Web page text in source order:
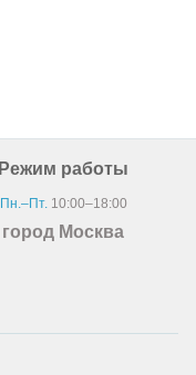
Режим работы
Пн.–Пт.10:00–18:00
город Москва